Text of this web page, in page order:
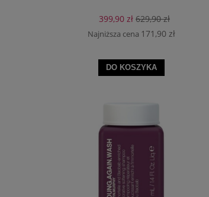
399,90 zł 629,90 zł
Najniższa cena 171,90 zł
DO KOSZYKA